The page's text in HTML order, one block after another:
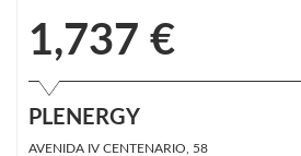
1,737 €
PLENERGY
AVENIDA IV CENTENARIO, 58